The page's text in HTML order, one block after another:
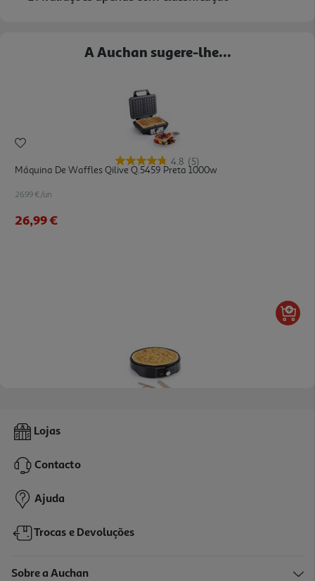
A Auchan sugere-lhe...
4.8 (5)
Máquina De Waffles Qilive Q.5459 Preta 1000w
26.99 €/un
26,99 €
Crepeira Qilive Q.5394 1400w 30 Cm Antiaderente Com
Termóstato Ajustável
19,99 €
Lojas
Contacto
Ajuda
Trocas e Devoluções
Sobre a Auchan